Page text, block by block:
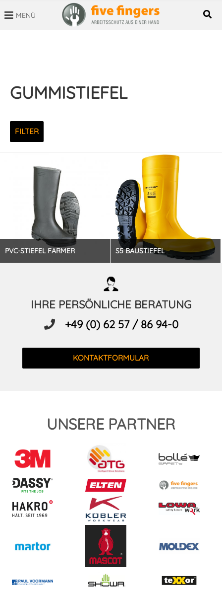
MENÜ
GUMMISTIEFEL
FILTER
PVC-STIEFEL FARMER S5 BAUSTIEFEL
IHRE PERSÖNLICHE BERATUNG
+49 (0) 62 57 / 86 94-0
KONTAKTFORMULAR
UNSERE PARTNER